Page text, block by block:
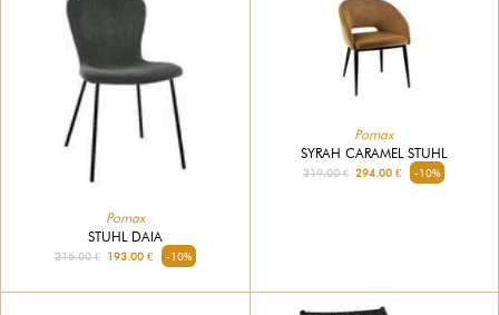
Pomax
STUHL DAIA
216.00 €193.00 € -10%
Pomax
SYRAH CARAMEL STUHL
319.00 € 294.00 € -10%